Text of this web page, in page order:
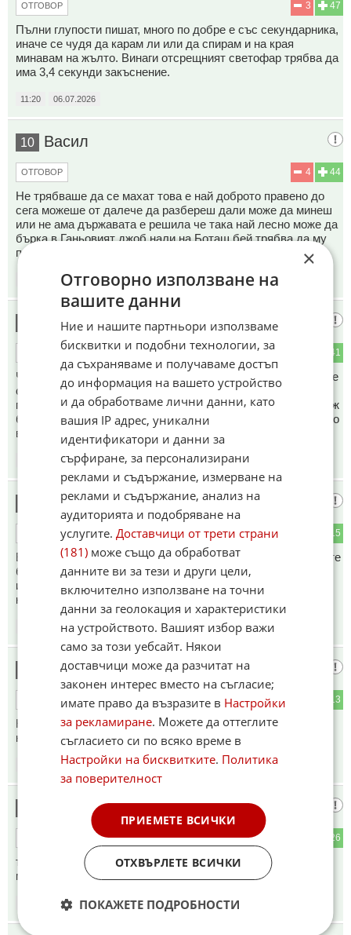
47
3
ОТГОВОР
Пълни глупости пишат, много по добре е със секундарника,
иначе се чудя да карам ли или да спирам и на края
минавам на жълто. Винаги отсрещният светофар трябва да
има 3,4 секунди закъснение.
11:20 06.07.2026
10 Васил
44
4
ОТГОВОР
Не трябваше да се махат това е най доброто правено до
сега можеше от далече да разбереш дали може да минеш
или не ама държавата е решила че така най лесно може да
бърка в Ганьовият джоб нали на Боташ бей трябва да му
плащаме дълговете.
06.07.2026
онзи
41
ОТГОВОР
Часовниците ги махнаха,защото поголовно сменяха целите
светофари с така наречени"умни". Те бяха по някаква
програма,по която Фънди и компания прибраха бая пара.Уж
били в "угода" на пешеходците,а то висеше и чакаше дълго
време.Така че всичко е заради парата.
06.07.2026
Анджо
15
ОТГОВОР
Едно време се чудех на нашите тъпанари защо на големите
булевардни кръстовища спират светофарите и когато се
изтрепаха ги пуснаха. Всеки е карал след 12ч.и е видял
какви идиоти има.
06.07.2026
Лост
13
ОТГОВОР
Натиска я, защото не се спазва дистанция и ,ако ти спреш
не знаеш другия отзад дали ще спре.
06.07.2026
много е удобно с брояч
26
трябва да по големи и засенчени за да се вижда от 50
метра да речем
06.07.2026
×
Отговорно използване на
вашите данни
Ние и нашите партньори използваме
бисквитки и подобни технологии, за
да съхраняваме и получаваме достъп
до информация на вашето устройство
и да обработваме лични данни, като
вашия IP адрес, уникални
идентификатори и данни за
сърфиране, за персонализирани
реклами и съдържание, измерване на
реклами и съдържание, анализ на
аудиторията и подобряване на
услугите.Доставчици от трети страни
(181) може също да обработват
данните ви за тези и други цели,
включително използване на точни
данни за геолокация и характеристики
на устройството. Вашият избор важи
само за този уебсайт. Някои
доставчици може да разчитат на
законен интерес вместо на съгласие;
имате право да възразите в Настройки
за рекламиране. Можете да оттеглите
съгласието си по всяко време в
Настройки на бисквитките. Политика
за поверителност
ПРИЕМЕТЕ ВСИЧКИ
ОТХВЪРЛЕТЕ ВСИЧКИ
ПОКАЖЕТЕ ПОДРОБНОСТИ